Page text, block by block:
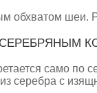
обхватом шеи.
само по
серебра с